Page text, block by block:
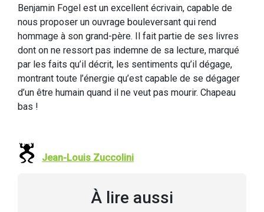
Benjamin Fogel est un excellent écrivain, capable de
nous proposer un ouvrage bouleversant qui rend
hommage à son grand-père. Il fait partie de ses livres
dont on ne ressort pas indemne de sa lecture, marqué
par les faits qu’il décrit, les sentiments qu’il dégage,
montrant toute l’énergie qu’est capable de se dégager
d’un être humain quand il ne veut pas mourir. Chapeau
bas !
Jean-Louis Zuccolini
À lire aussi